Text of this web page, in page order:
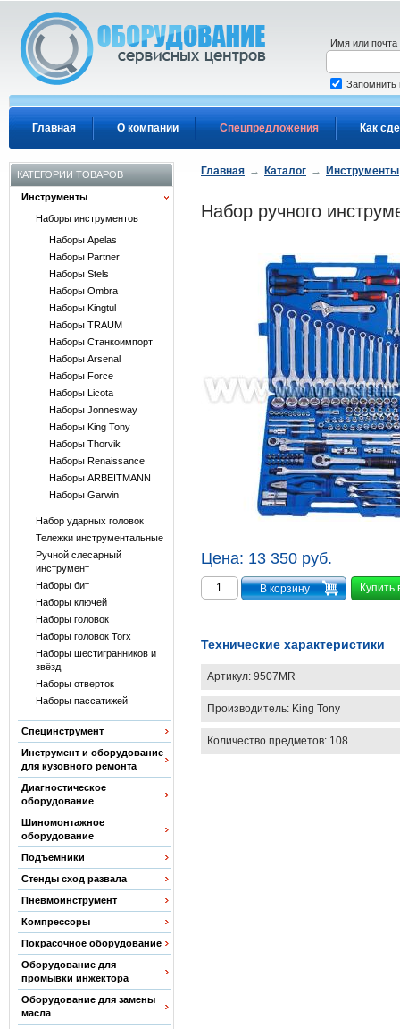
Главная О компании Спецпредложения Как
Имя или почта
Запомнить
КАТЕГОРИИ ТОВАРОВ
Инструменты
Наборы инструментов
Наборы Apelas
Наборы Partner
Наборы Stels
Наборы Ombra
Наборы Kingtul
Наборы TRAUM
Наборы Станкоимпорт
Наборы Arsenal
Наборы Force
Наборы Licota
Наборы Jonnesway
Наборы King Tony
Наборы Thorvik
Наборы Renaissance
Наборы ARBEITMANN
Наборы Garwin
Набор ударных головок
Тележки инструментальные
Ручной слесарный
инструмент
Наборы бит
Наборы ключей
Наборы головок
Наборы головок Torx
Наборы шестигранников и
звёзд
Наборы отверток
Наборы пассатижей
Специнструмент
Инструмент и оборудование
для кузовного ремонта
Диагностическое
оборудование
Шиномонтажное
оборудование
Подъемники
Стенды сход развала
Пневмоинструмент
Компрессоры
Покрасочное оборудование
Оборудование для
промывки инжектора
Оборудование для замены
масла
Главная → Каталог → Инструменты
Набор ручного
Цена: 13 350 руб.
Купить
Технические характеристики
Артикул: 9507MR
Производитель: King Tony
Количество предметов: 108